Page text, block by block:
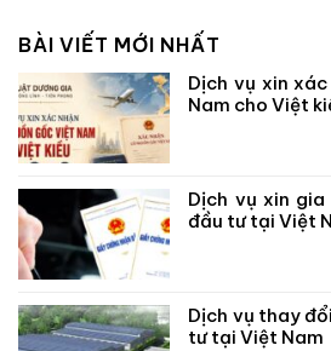
BÀI VIẾT MỚI NHẤT
Dịch vụ xin
Nam cho Việt
Dịch vụ xin
đầu tư tại Việt
Dịch vụ thay
tư tại Việt Nam